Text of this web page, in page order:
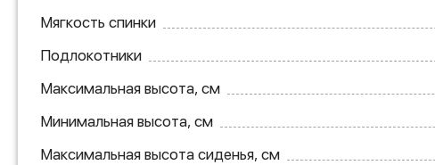
Мягкость спинки
Подлокотники
Максимальная высота, см
Минимальная высота, см
Максимальная высота сиденья, см